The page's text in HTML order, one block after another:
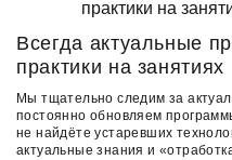
формате видео-записи
Оплата частями
Каждый из курсов,
оплатить согласно
и «Standart»‎‎. Ознакомится с
странице курса.
Всегда актуальные
практики на занятиях
Мы тщательно следим за
постоянно обновляем
не найдёте устаревших
актуальные знания и